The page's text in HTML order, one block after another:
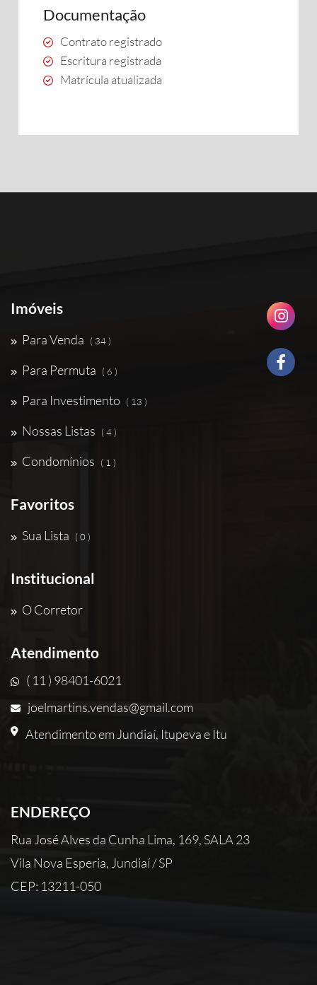
Documentação
Contrato registrado
Escritura registrada
Matrícula atualizada
Imóveis
Para Venda ( 34 )
Para Permuta ( 6 )
Para Investimento ( 13 )
Nossas Listas ( 4 )
Condomínios ( 1 )
Favoritos
Sua Lista ( 0 )
Institucional
O Corretor
Atendimento
( 11 ) 98401-6021
joelmartins.vendas@gmail.com
Atendimento em Jundiaí, Itupeva e Itu
ENDEREÇO
Rua José Alves da Cunha Lima, 169, SALA 23
Vila Nova Esperia, Jundiaí / SP
CEP: 13211-050